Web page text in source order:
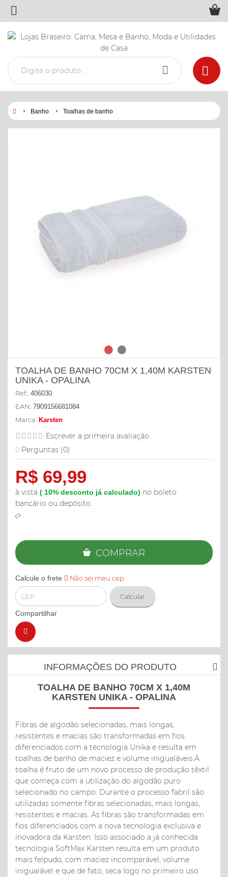
Banho Toalhas de banho
TOALHA DE BANHO 70CM X 1,40M KARSTEN
UNIKA - OPALINA
Ref.: 406030
EAN: 7909156681084
Marca: Karsten
Escrever a primeira avaliação
Perguntas (0)
R$ 69,99
à vista ( 10% desconto já calculado) no boleto
bancário ou depósito.
COMPRAR
Calcule o frete Não sei meu cep
Calcular
Compartilhar
INFORMAÇÕES DO PRODUTO
TOALHA DE BANHO 70CM X 1,40M
KARSTEN UNIKA - OPALINA
Fibras de algodão selecionadas, mais longas,
resistentes e macias são transformadas em fios
diferenciados com a tecnologia Unika e resulta em
toalhas de banho de maciez e volume inigualáveis.A
toalha é fruto de um novo processo de produção têxtil
que começa com a utilização do algodão puro
selecionado no campo. Durante o processo fabril são
utilizadas somente fibras selecionadas, mais longas,
resistentes e macias. As fibras são transformadas em
fios diferenciados com a nova tecnologia exclusiva e
inovadora da Karsten. Isso associado a já conhecida
tecnologia SoftMax Karsten resulta em um produto
mais felpudo, com maciez incomparável, volume
inigualável e que de fato, seca logo no primeiro uso.